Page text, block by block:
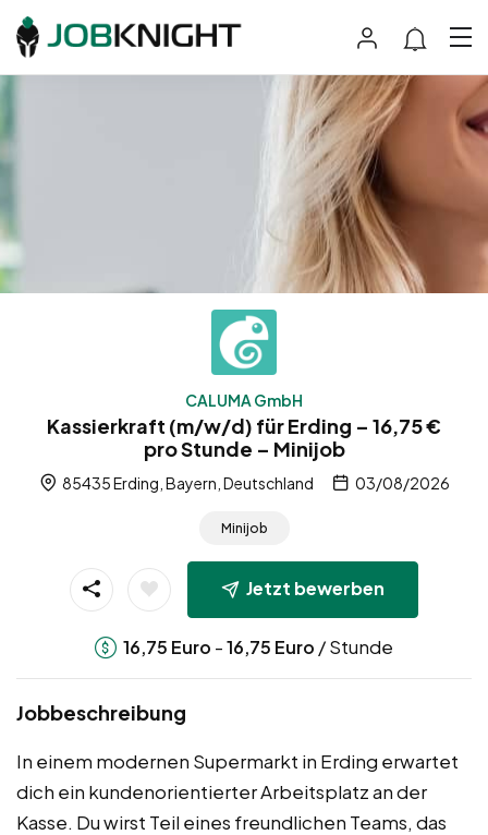
CALUMA GmbH
Kassierkraft (m/w/d) für Erding – 16,75 €
pro Stunde – Minijob
85435 Erding, Bayern, Deutschland 03/08/2026
Minijob
Jetzt bewerben
16,75 Euro -16,75 Euro / Stunde
Jobbeschreibung
In einem modernen Supermarkt in Erding erwartet
dich ein kundenorientierter Arbeitsplatz an der
Kasse. Du wirst Teil eines freundlichen Teams, das